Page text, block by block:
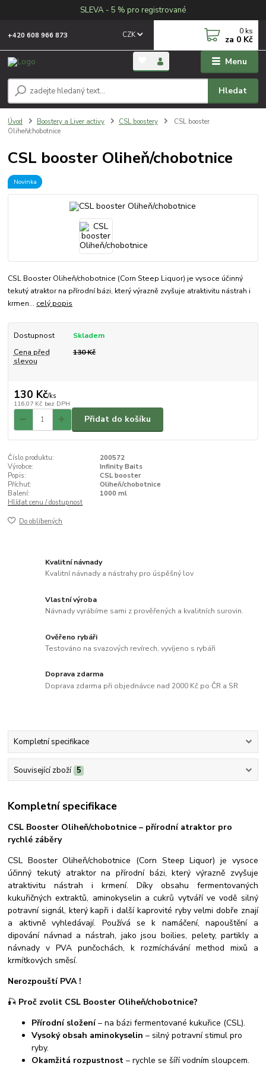
SLEVA - 5 % pro registrované
Menu
CZK
Hledat
+420 608 966 873 0 ks
za 0 Kč
Úvod Boostery a Liver activy CSL boostery
CSL booster
Oliheň/chobotnice
CSL booster Oliheň/chobotnice
Novinka
CSL Booster Oliheň/chobotnice (Corn Steep Liquor) je vysoce účinný
tekutý atraktor na přírodní bázi, který výrazně zvyšuje atraktivitu nástrah i
krmen... celý popis
Dostupnost
Skladem
Cena před
slevou
130 Kč
130 Kč/ks
116,07 Kč bez DPH
Přidat do košíku
Číslo produktu:
200572
Výrobce:
Infinity Baits
Popis:
CSL booster
Příchuť:
Oliheň/chobotnice
Balení:
1000 ml
Hlídat cenu / dostupnost
Do oblíbených
Kvalitní návnady
Kvalitní návnady a nástrahy pro úspěšný lov
Vlastní výroba
Návnady vyrábíme sami z prověřených a kvalitních surovin.
Ověřeno rybáři
Testováno na svazových revírech, vyvíjeno s rybáři
Doprava zdarma
Doprava zdarma při objednávce nad 2000 Kč po ČR a SR
Kompletní specifikace
Související zboží 5
Kompletní specifikace
CSL Booster Oliheň/chobotnice – přírodní atraktor pro
rychlé záběry
CSL Booster Oliheň/chobotnice (Corn Steep Liquor) je vysoce
účinný tekutý atraktor na přírodní bázi, který výrazně zvyšuje
atraktivitu nástrah i krmení. Díky obsahu fermentovaných
kukuřičných extraktů, aminokyselin a cukrů vytváří ve vodě silný
potravní signál, který kapři i další kaprovité ryby velmi dobře znají
a aktivně vyhledávají. Používá se k namáčení, napouštění a
dipování návnad a nástrah, jako jsou boilies, pelety, partikly a
návnady v PVA punčochách, k rozmíchávání method mixů a
krmítkových směsí.
Nerozpouští PVA !
🎣 Proč zvolit CSL Booster Oliheň/chobotnice?
Přírodní složení– na bázi fermentované kukuřice (CSL).
Vysoký obsah aminokyselin – silný potravní stimul pro
ryby.
Okamžitá rozpustnost – rychle se šíří vodním sloupcem.